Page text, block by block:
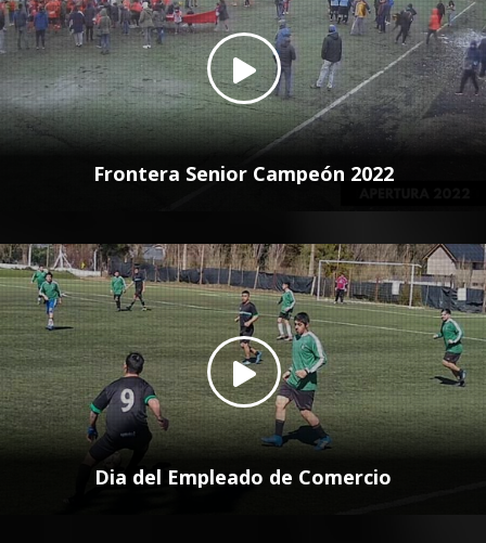
Frontera Senior Campeón 2022
Dia del Empleado de Comercio